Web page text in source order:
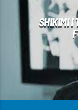
SHIKIMI I